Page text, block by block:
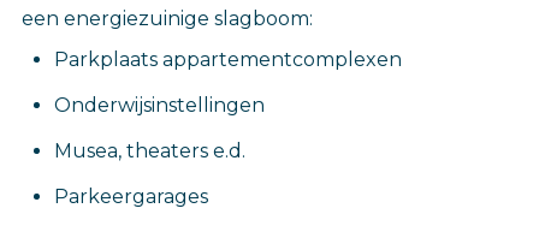
een energiezuinige slagboom:
Parkplaats appartementcomplexen
Onderwijsinstellingen
Musea, theaters e.d.
Parkeergarages